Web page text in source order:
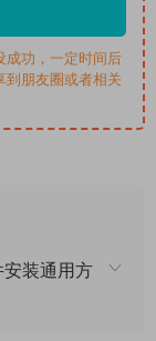
成功，一定时间后
到朋友圈或者相关
装通用方